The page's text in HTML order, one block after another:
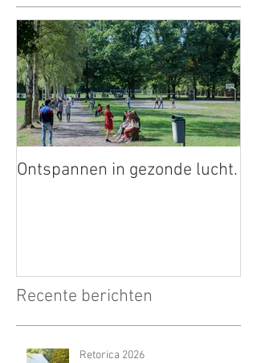
Ontspannen in gezonde lucht.
Recente berichten
Retorica 2026